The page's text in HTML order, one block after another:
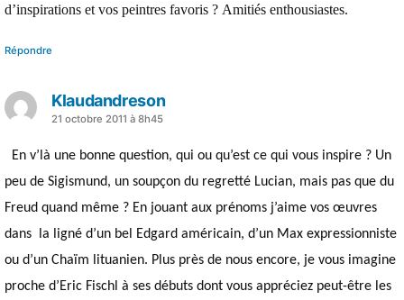
d’inspirations et vos peintres favoris ? Amitiés enthousiastes.
Répondre
Klaudandreson
a
21 octobre 2011 à 8h45
En v’là une bonne question, qui ou qu’est ce qui vous inspire ? Un
peu de Sigismund, un soupçon du regretté Lucian, mais pas que du
Freud quand même ? En jouant aux prénoms j’aime vos œuvres
dans la ligné d’un bel Edgard américain, d’un Max expressionniste
ou d’un Chaïm lituanien. Plus près de nous encore, je vous imagine
proche d’Eric Fischl à ses débuts dont vous appréciez peut-être les